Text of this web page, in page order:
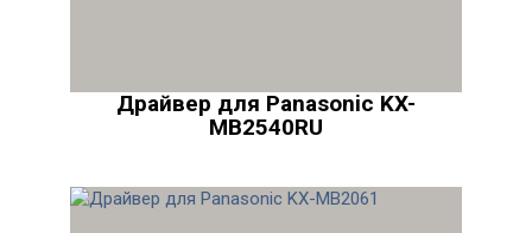
Драйвер для Panasonic KX-
MB2540RU